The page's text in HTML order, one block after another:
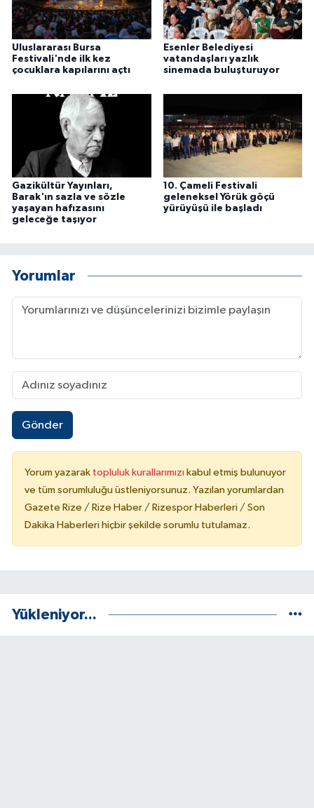
Uluslararası Bursa
Festivali'nde ilk kez
çocuklara kapılarını açtı
Esenler Belediyesi
vatandaşları yazlık
sinemada buluşturuyor
Gazikültür Yayınları,
Barak'ın sazla ve sözle
yaşayan hafızasını
geleceğe taşıyor
10. Çameli Festivali
geleneksel Yörük göçü
yürüyüşü ile başladı
Yorumlar
Gönder
Yorum yazarak topluluk kurallarımızı kabul etmiş bulunuyor
ve tüm sorumluluğu üstleniyorsunuz. Yazılan yorumlardan
Gazete Rize / Rize Haber / Rizespor Haberleri / Son
Dakika Haberleri hiçbir şekilde sorumlu tutulamaz.
Yükleniyor...